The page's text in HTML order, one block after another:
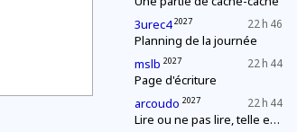
22 h 46
3urec4 2027
Planning de la journée
22 h 44
mslb 2027
Page d'écriture
22 h 44
arcoudo 2027
Lire ou ne pas lire, telle est la question